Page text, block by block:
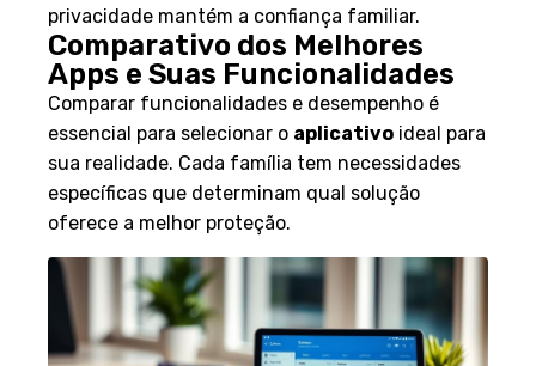
privacidade mantém a confiança familiar.
Comparativo dos Melhores
Apps e Suas Funcionalidades
Comparar funcionalidades e desempenho é
essencial para selecionar o aplicativo ideal para
sua realidade. Cada família tem necessidades
específicas que determinam qual solução
oferece a melhor proteção.